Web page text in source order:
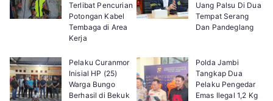
Terlibat Pencurian
Potongan Kabel
Tembaga di Area
Kerja
Uang Palsu Di Dua
Tempat Serang
Dan Pandeglang
Pelaku Curanmor
Inisial HP (25)
Warga Bungo
Berhasil di Bekuk
Polda Jambi
Tangkap Dua
Pelaku Pengedar
Emas Ilegal 1,2 Kg